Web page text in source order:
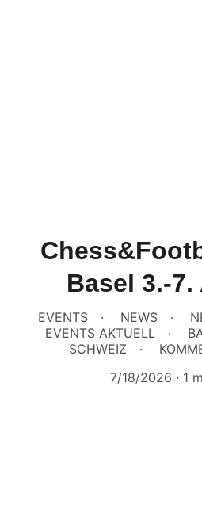
Basel 3.-
EVENTS NEWS
EVENTS AKTUELL
SCHWEIZ
7/18/2026
1